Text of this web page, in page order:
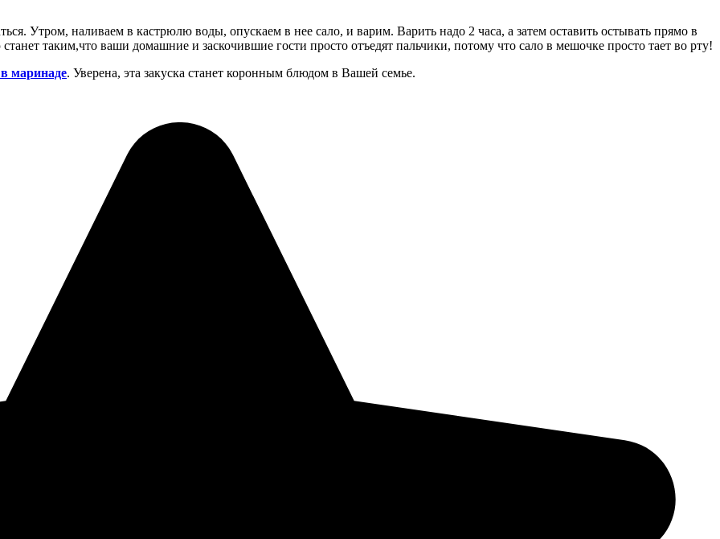
Утром, наливаем в кастрюлю воды, опускаем в нее сало, и варим. Варить надо 2 часа, а затем оставить остывать прямо в
таким,что ваши домашние и заскочившие гости просто отъедят пальчики, потому что сало в мешочке просто тает во рту!
в маринаде. Уверена, эта закуска станет коронным блюдом в Вашей семье.